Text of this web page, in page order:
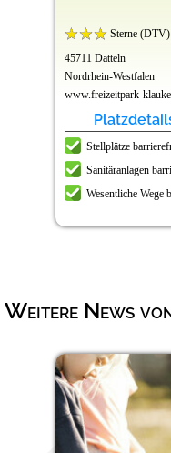
Sterne (DTV)
45711 Datteln
Nordrhein-Westfalen
www.freizeitpark-
Stellplätze
Sanitäranlagen
Wesentliche Wege
Weitere News